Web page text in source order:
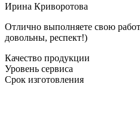
Ирина Криворотова
Отлично выполняете свою
довольны, респект!)
Качество продукции
Уровень сервиса
Срок изготовления